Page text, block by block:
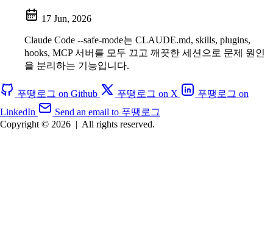
17 Jun, 2026
Claude Code --safe-mode는 CLAUDE.md, skills, plugins,
hooks, MCP 서버를 모두 끄고 깨끗한 세션으로 문제 원인
을 분리하는 기능입니다.
푸땡로그 on Github 푸땡로그 on X
푸땡로그 on
LinkedIn
Send an email to 푸땡로그
Copyright © 2026 | All rights reserved.